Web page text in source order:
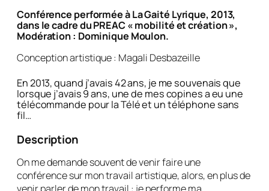
Conférence performée à La Gaité Lyrique, 2013,
dans le cadre du PREAC « mobilité et création »,
Modération : Dominique Moulon.
Conception artistique : Magali Desbazeille
En 2013, quand j’avais 42 ans, je me souvenais que
lorsque j’avais 9 ans, une de mes copines a eu une
télécommande pour la Télé et un téléphone sans
fil…
Description
On me demande souvent de venir faire une
conférence sur mon travail artistique, alors, en plus de
venir parler de mon travail : je performe ma